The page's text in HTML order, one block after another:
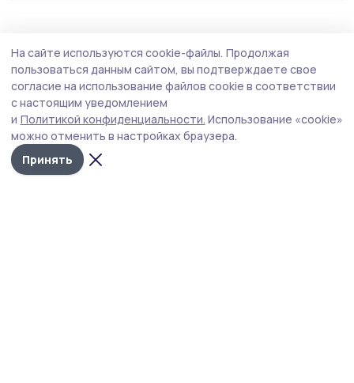
Забег в честь Дня ВДВ
В 91-ю годовщину со дня образования Воздушно-
десантных войск в рабочем посёлке Инжавино прошёл
легкоатлетический забег. Его организовали ветераны
службы в Воздушно-десантных войсках. Участниками
забега стали около полутора десятков инжавинцев
разных возрастов. Отличившихся отметили наградами.
На сайте используются cookie-файлы. Продолжая
пользоваться данным сайтом, вы подтверждаете свое
согласие на использование файлов cookie в соответствии
с настоящим уведомлением
и Политикой конфиденциальности. Использование «cookie»
можно отменить в настройках браузера.
Принять